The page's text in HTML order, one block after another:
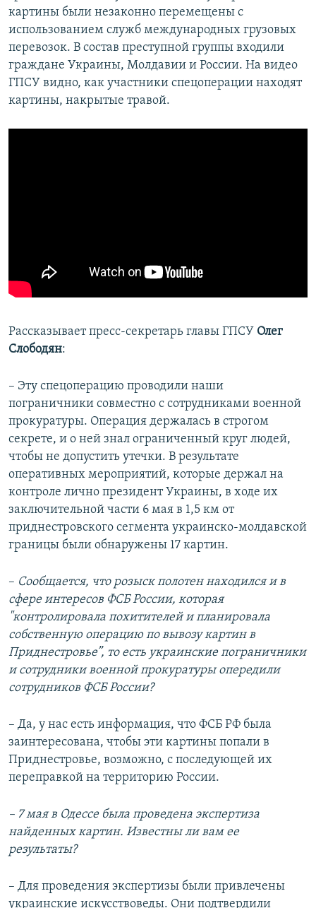
картины были незаконно перемещены с
использованием служб международных грузовых
перевозок. В состав преступной группы входили
граждане Украины, Молдавии и России. На видео
ГПСУ видно, как участники спецоперации находят
картины, накрытые травой.
Рассказывает пресс-секретарь главы ГПСУ Олег
Слободян:
– Эту спецоперацию проводили наши
пограничники совместно с сотрудниками военной
прокуратуры. Операция держалась в строгом
секрете, и о ней знал ограниченный круг людей,
чтобы не допустить утечки. В результате
оперативных мероприятий, которые держал на
контроле лично президент Украины, в ходе их
заключительной части 6 мая в 1,5 км от
приднестровского сегмента украинско-молдавской
границы были обнаружены 17 картин.
– Сообщается, что розыск полотен находился и в
сфере интересов ФСБ России, которая
"контролировала похитителей и планировала
собственную операцию по вывозу картин в
Приднестровье”, то есть украинские пограничники
и сотрудники военной прокуратуры опередили
сотрудников ФСБ России?
– Да, у нас есть информация, что ФСБ РФ была
заинтересована, чтобы эти картины попали в
Приднестровье, возможно, с последующей их
переправкой на территорию России.
– 7 мая в Одессе была проведена экспертиза
найденных картин. Известны ли вам ее
результаты?
– Для проведения экспертизы были привлечены
украинские искусствоведы. Они подтвердили